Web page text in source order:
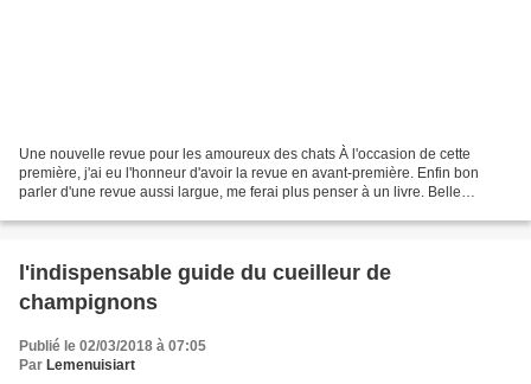
Une nouvelle revue pour les amoureux des chats À l'occasion de cette
première, j'ai eu l'honneur d'avoir la revue en avant-première. Enfin bon
parler d'une revue aussi largue, me ferai plus penser à un livre. Belle
l'indispensable guide du cueilleur de
champignons
Publié le 02/03/2018 à 07:05
Par Lemenuisiart